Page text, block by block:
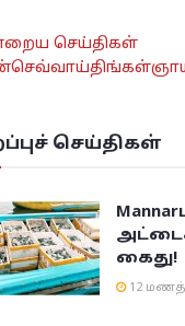
செய்திகள்
செவ்வாய்திங்கள்
செய்திகள்
Mannar
கைது!
12